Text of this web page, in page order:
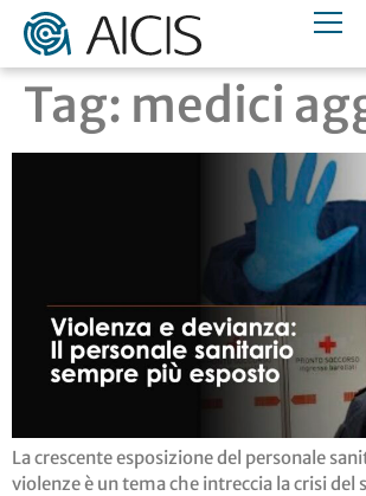
Tag: medici
La crescente esposizione del personale
violenze è un tema che intreccia la crisi del